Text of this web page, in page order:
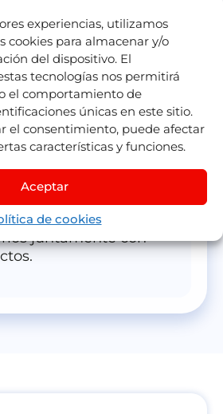
experiencias, utilizamos
cookies para almacenar y/o
del dispositivo. El
tecnologías nos permitirá
el comportamiento de
únicas en este sitio.
el consentimiento, puede afectar
características y funciones.
Aceptar
de cookies
clientes: precios, cupos,
de cancelación y
venta.
inmediata o bajo
y servicios tales como
excursiones, entradas y
del módulo
podrás
juntamente con